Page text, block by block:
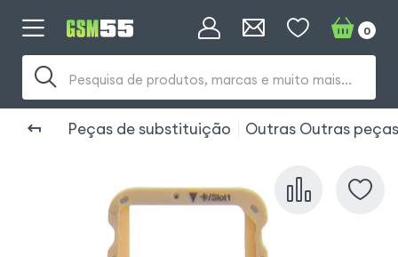
Pesquisa de produtos, marcas e muito mais...
0
Peças de substituição Outras Outras